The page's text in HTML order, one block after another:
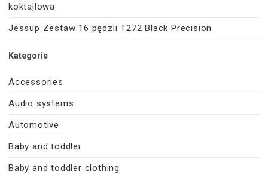
koktajlowa
Jessup Zestaw 16 pędzli T272 Black Precision
Kategorie
Accessories
Audio systems
Automotive
Baby and toddler
Baby and toddler clothing